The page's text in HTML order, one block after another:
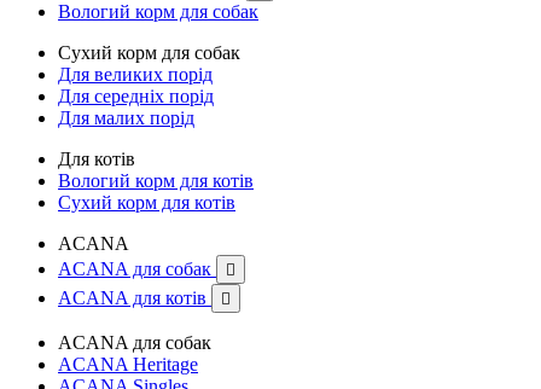
Вологий корм для собак
Сухий корм для собак
Для великих порід
Для середніх порід
Для малих порід
Для котів
Вологий корм для котів
Сухий корм для котів
ACANA
ACANA для собак

ACANA для котів 
ACANA для собак
ACANA Heritage